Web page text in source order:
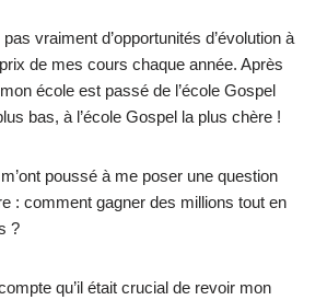
vraiment d’opportunités d’évolution à
de mes cours chaque année. Après
école est passé de l’école Gospel
bas, à l’école Gospel la plus chère !
poussé à me poser une question
: comment gagner des millions tout en
?
qu’il était crucial de revoir mon